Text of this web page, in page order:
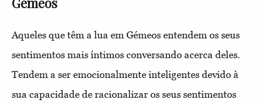
Aqueles que têm a lua em Gémeos entendem os seus
sentimentos mais íntimos conversando acerca deles.
Tendem a ser emocionalmente inteligentes devido à
sua capacidade de racionalizar os seus sentimentos